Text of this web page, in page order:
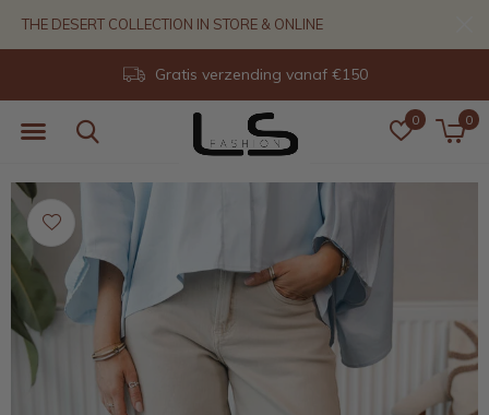
0 0
Gratis verzending vanaf €150
THE DESERT COLLECTION IN STORE & ONLINE